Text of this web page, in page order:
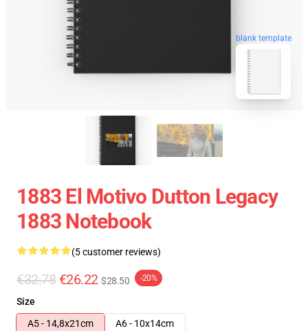
blank template
1883 El Motivo Dutton Legacy
1883 Notebook
(5 customer reviews)
€32.78 €26.22 $28.50 -20%
Size
A5 - 14,8x21cm
A6 - 10x14cm